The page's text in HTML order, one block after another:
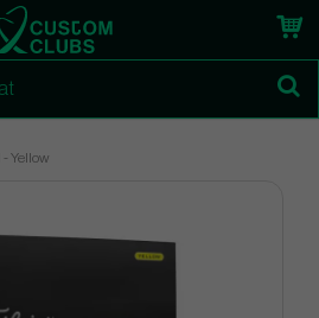
- Yellow